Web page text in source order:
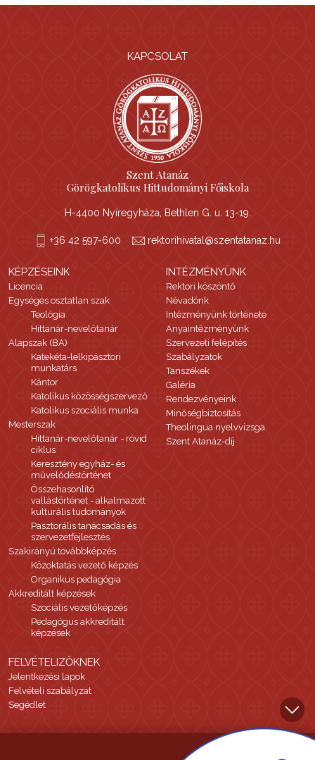
KAPCSOLAT
Szent Atanáz
Görögkatolikus Hittudományi Főiskola
H-4400 Nyíregyháza, Bethlen G. u. 13-19.
+36 42 597-600 rektorihivatal@szentatanaz.hu
KÉPZÉSEINK
Licencia
Egységes osztatlan szak
Teológia
Hittanár-nevelőtanár
Alapszak (BA)
Katekéta-lelkipásztori
munkatárs
Kántor
Katolikus közösségszervező
Katolikus szociális munka
Mesterszak
Hittanár-nevelőtanár - rövid
ciklus
Keresztény egyház- és
művelődéstörténet
Összehasonlító
vallástörténet - alkalmazott
kulturális tudományok
Pasztorális tanácsadás és
szervezetfejlesztés
Szakirányú továbbképzés
Közoktatás vezető képzés
Organikus pedagógia
Akkreditált képzések
Szociális vezetőképzés
Pedagógus akkreditált
képzések
INTÉZMÉNYÜNK
Rektori köszöntő
Névadónk
Intézményünk története
Anyaintézményünk
Szervezeti felépítés
Szabályzatok
Tanszékek
Galéria
Rendezvényeink
Minőségbiztosítás
Theolingua nyelvvizsga
Szent Atanáz-díj
FELVÉTELIZŐKNEK
Jelentkezési lapok
Felvételi szabályzat
Segédlet